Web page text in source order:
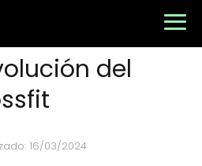
del
16/03/2024